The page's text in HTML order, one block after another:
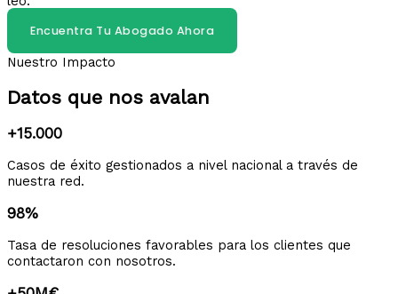
Encuentra Tu Abogado Ahora
Nuestro Impacto
Datos que nos avalan
+15.000
Casos de éxito gestionados a nivel nacional a través de
nuestra red.
98%
Tasa de resoluciones favorables para los clientes que
contactaron con nosotros.